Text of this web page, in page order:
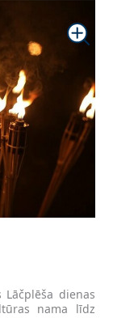
dienas
nama līdz